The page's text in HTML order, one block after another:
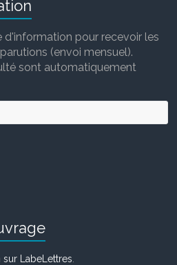
d'information pour recevoir les
(envoi mensuel).
sont automatiquement
sur LabeLettres